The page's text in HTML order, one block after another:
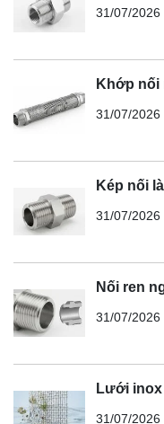
31/07/2026
Khớp nối
31/07/2026
Kép nối
31/07/2026
Nối ren
31/07/2026
Lưới inox
31/07/2026